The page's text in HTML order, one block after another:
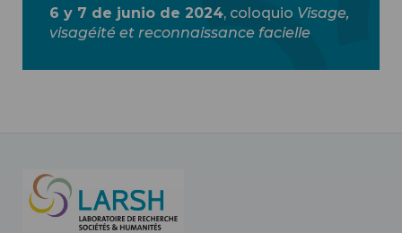
6 y 7 de junio de 2024, coloquio Visage,
visagéité et reconnaissance facielle